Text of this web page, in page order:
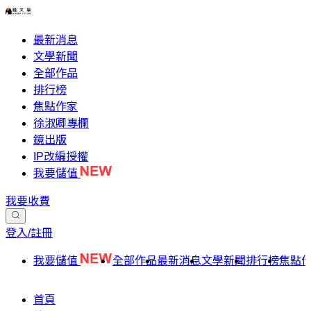
最新消息
文學新聞
全部作品
排行榜
焦點作家
徐淑卿專欄
鏡出版
IP改編授權
我要儲值
我要收費
登入/註冊
我要儲值 全部作品最新消息文學新聞排行榜焦點
首頁